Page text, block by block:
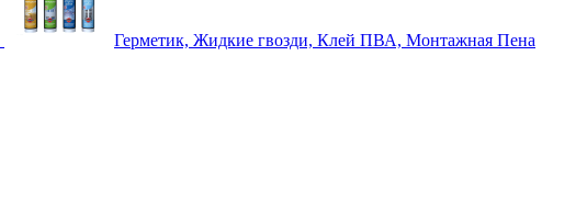
Герметик, Жидкие гвозди, Клей ПВА, Монтажная Пена